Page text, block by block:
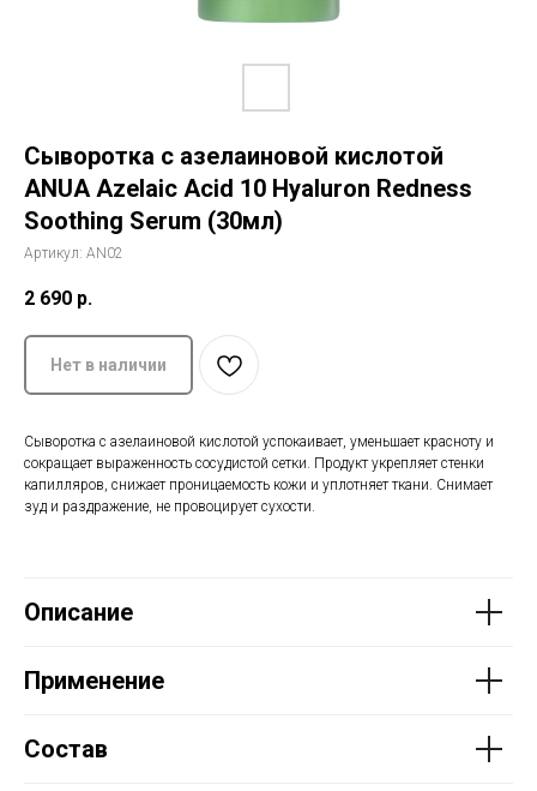
Сыворотка с азелаиновой кислотой
ANUA Azelaic Acid 10 Hyaluron Redness
Soothing Serum (30мл)
Артикул: AN02
2 690 р.
Нет в наличии
Сыворотка с азелаиновой кислотой успокаивает, уменьшает красноту и
сокращает выраженность сосудистой сетки. Продукт укрепляет стенки
капилляров, снижает проницаемость кожи и уплотняет ткани. Снимает
зуд и раздражение, не провоцирует сухости.
Описание
Применение
Состав
Блог